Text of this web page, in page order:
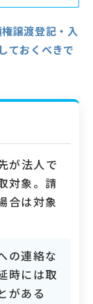
譲渡登記・入
ておくべきで
が法人で
対象。請
合は対象
の連絡な
時には取
がある